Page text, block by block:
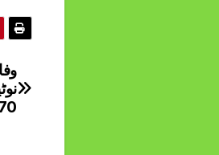
670 روپے